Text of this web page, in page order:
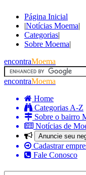
Página Inicial
|Notícias Moema|
Categorias|
Sobre Moema|
encontraMoema
encontraMoema
Home
Categorias A-Z
Sobre o bairro
Notícias de
Anuncie seu
Cadastrar
Fale Conosco